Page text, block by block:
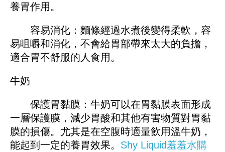
養胃作用。
容易消化：麵條經過水煮後變得柔軟，容
易咀嚼和消化，不會給胃部帶來太大的負擔，
適合胃不舒服的人食用。
牛奶
保護胃黏膜：牛奶可以在胃黏膜表面形成
一層保護膜，減少胃酸和其他有害物質對胃黏
膜的損傷。尤其是在空腹時適量飲用溫牛奶，
能起到一定的養胃效果。 Shy Liquid羞羞水購